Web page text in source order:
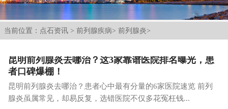
当前位置： 点石资讯 > 前列腺疾病> 前列腺炎>
昆明前列腺炎去哪治？这3家靠谱医院排名曝光，患
者口碑爆棚！
昆明前列腺炎去哪治？患者心中最有分量的6家医院速览 前列
腺炎虽属常见，却易反复，选错医院不仅多花冤枉钱...